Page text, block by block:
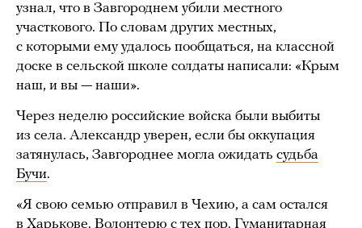
узнал, что в Завгороднем убили местного
участкового. По словам других местных,
с которыми ему удалось пообщаться, на классной
доске в сельской школе солдаты написали: «Крым
наш, и вы — наши».
Через неделю российские войска были выбиты
из села. Александр уверен, если бы оккупация
затянулась, Завгороднее могла ожидать судьба
Бучи.
«Я свою семью отправил в Чехию, а сам остался
в Харькове. Волонтерю с тех пор. Гуманитарная